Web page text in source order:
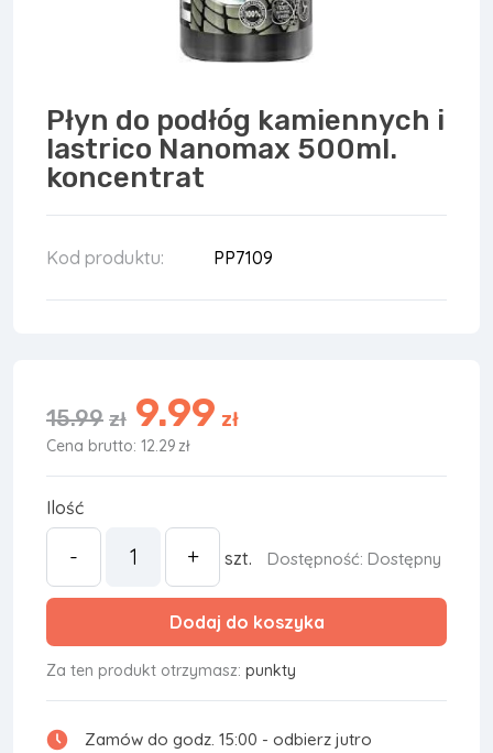
Płyn do podłóg kamiennych i
lastrico Nanomax 500ml.
koncentrat
Kod produktu: PP7109
15.99 zł 9.99 zł
Cena brutto: 12.29zł
Ilość
- + szt. Dostępność: Dostępny
Dodaj do koszyka
Za ten produkt otrzymasz: punkty
Zamów do godz. 15:00 - odbierz jutro